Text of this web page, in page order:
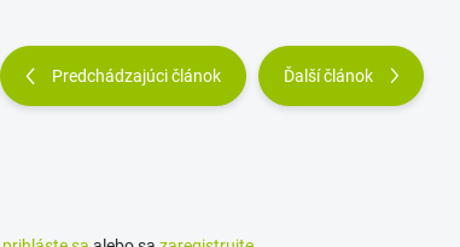
Predchádzajúci článok Ďalší článok